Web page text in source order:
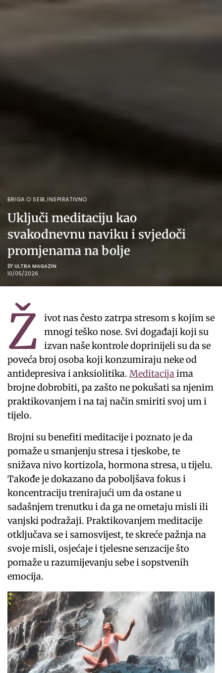
BRIGA O SEBI,INSPIRATIVNO
Uključi meditaciju kao
svakodnevnu naviku i svjedoči
promjenama na bolje
BY ULTRA MAGAZIN
10/05/2026
Ž
ivot nas često zatrpa stresom s kojim se
mnogi teško nose. Svi događaji koji su
izvan naše kontrole doprinijeli su da se
poveća broj osoba koji konzumiraju neke od
antidepresiva i anksiolitika.Meditacijaima
brojne dobrobiti, pa zašto ne pokušati sa njenim
praktikovanjem i na taj način smiriti svoj um i
tijelo.
Brojni su benefiti meditacije i poznato je da
pomaže u smanjenju stresa i tjeskobe, te
snižava nivo kortizola, hormona stresa, u tijelu.
Takođe je dokazano da poboljšava fokus i
koncentraciju trenirajući um da ostane u
sadašnjem trenutku i da ga ne ometaju misli ili
vanjski podražaji. Praktikovanjem meditacije
otključava se i samosvijest, te skreće pažnja na
svoje misli, osjećaje i tjelesne senzacije što
pomaže u razumijevanju sebe i sopstvenih
emocija.